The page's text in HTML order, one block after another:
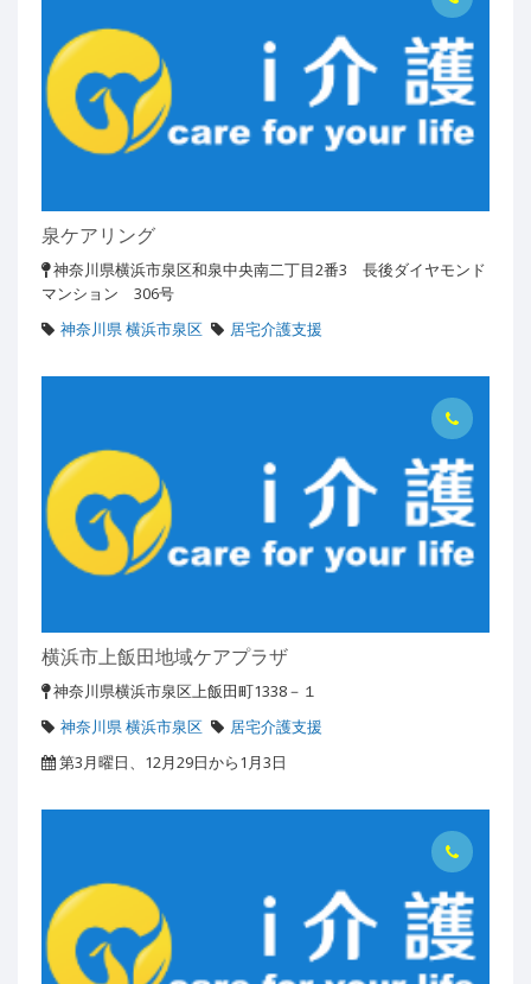
泉ケアリング
神奈川県横浜市泉区和泉中央南二丁目2番3 長後ダイヤモンド
マンション 306号
神奈川県 横浜市泉区
居宅介護支援
横浜市上飯田地域ケアプラザ
神奈川県横浜市泉区上飯田町1338－１
神奈川県 横浜市泉区
居宅介護支援
第3月曜日、12月29日から1月3日